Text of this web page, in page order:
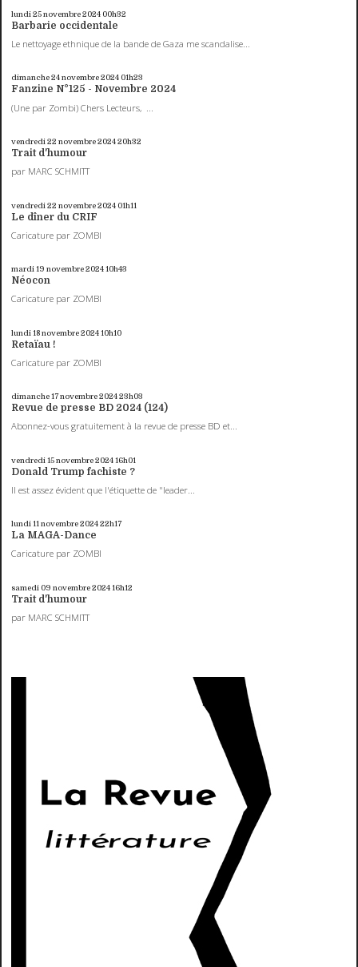
lundi 25novembre 2024 00h32
Barbarie occidentale
Le nettoyage ethnique de la bande de Gaza me scandalise...
dimanche 24novembre 2024 01h23
Fanzine N°125 - Novembre 2024
(Une par Zombi) Chers Lecteurs, ...
vendredi 22 novembre 202420h32
Trait d'humour
par MARC SCHMITT
vendredi 22 novembre 2024 01h11
Le dîner du CRIF
Caricature par ZOMBI
mardi 19 novembre 202410h43
Néocon
Caricature par ZOMBI
lundi 18novembre 202410h10
Retaïau !
Caricature par ZOMBI
dimanche 17novembre 202423h03
Revue de presse BD 2024 (124)
Abonnez-vous gratuitement à la revue de presse BD et...
vendredi 15novembre 202416h01
Donald Trump fachiste ?
Il est assez évident que l'étiquette de "leader...
lundi 11novembre 202422h17
La MAGA-Dance
Caricature par ZOMBI
samedi 09 novembre 202416h12
Trait d'humour
par MARC SCHMITT